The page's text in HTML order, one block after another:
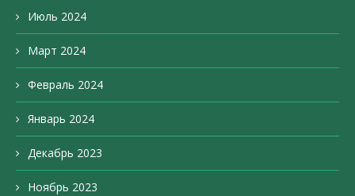
Июль 2024
Март 2024
Февраль 2024
Январь 2024
Декабрь 2023
Ноябрь 2023